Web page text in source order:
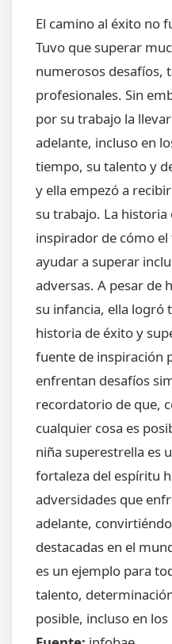
El camino al éxito no
Tuvo que superar
numerosos desafíos,
profesionales. Sin
por su trabajo la
adelante, incluso en
tiempo, su talento y
y ella empezó a
su trabajo. La historia
inspirador de cómo
ayudar a superar
adversas. A pesar de
su infancia, ella
historia de éxito y
fuente de inspiración
enfrentan desafíos
recordatorio de que,
cualquier cosa es
niña superestrella es
fortaleza del espíritu
adversidades que
adelante,
destacadas en el
es un ejemplo para
talento,
posible, incluso en